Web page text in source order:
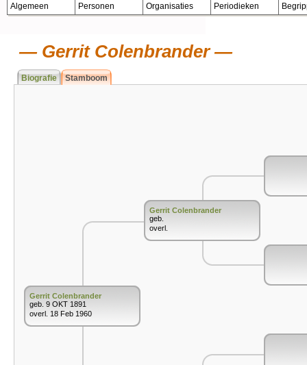
Algemeen Personen Organisaties Periodieken
Gerrit Colenbrander
Biografie Stamboom
Gerrit Colenbrander
geb. 9 OKT 1891
overl. 18 Feb 1960
Gerrit Colenbrander
geb.
overl.